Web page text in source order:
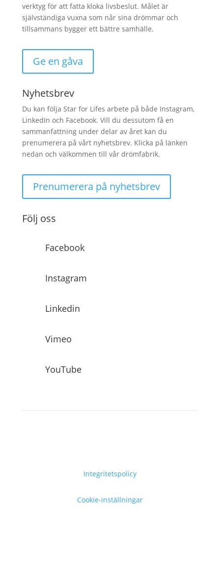
verktyg för att fatta kloka livsbeslut. Målet är
självständiga vuxna som når sina drömmar och
tillsammans bygger ett bättre samhälle.
Ge en gåva
Nyhetsbrev
Du kan följa Star for Lifes arbete på både Instagram,
LinkedIn och Facebook. Vill du dessutom få en
sammanfattning under delar av året kan du
prenumerera på vårt nyhetsbrev. Klicka på länken
nedan och välkommen till vår drömfabrik.
Prenumerera på nyhetsbrev
Följ oss
Facebook
Instagram
Linkedin
Vimeo
YouTube
Integritetspolicy
Cookie-inställningar